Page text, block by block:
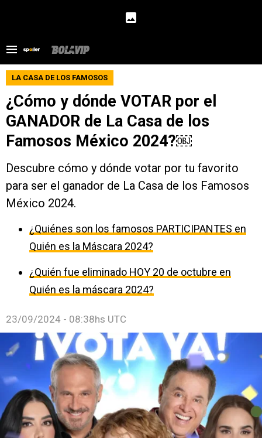
LA CASA DE LOS FAMOSOS
¿Cómo y dónde VOTAR por el
GANADOR de La Casa de los
Famosos México 2024?￼
Descubre cómo y dónde votar por tu favorito
para ser el ganador de La Casa de los Famosos
México 2024.
¿Quiénes son los famosos PARTICIPANTES en
Quién es la Máscara 2024?
¿Quién fue eliminado HOY 20 de octubre en
Quién es la máscara 2024?
23/09/2024 - 08:38hs UTC